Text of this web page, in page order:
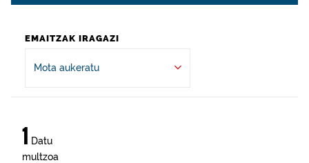
EMAITZAK IRAGAZI
Mota aukeratu
1 Datu
multzoa